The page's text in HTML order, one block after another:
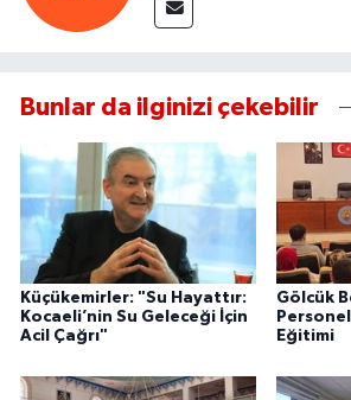
Bunlar da ilginizi çekebilir
Küçükemirler: "Su Hayattır:
Kocaeli’nin Su Geleceği İçin
Acil Çağrı"
Gölcük
Eğitimi